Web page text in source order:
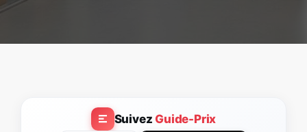
SuivezGuide-Prix